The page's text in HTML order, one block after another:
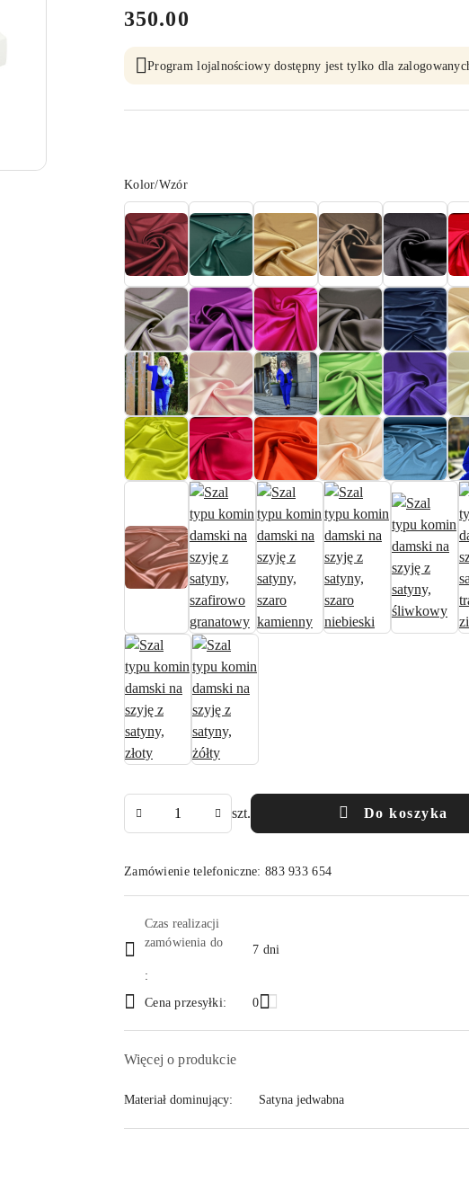
cena:
350.00
Program lojalnościowy dostępny jest tylko dla
Wariant
Kolor/Wzór
szt. Do koszyka
Zamówienie telefoniczne: 883 933 654
i
dostawa
Czas realizacji
zamówienia do
:
7 dni
Cena przesyłki: 0
Więcej o produkcie
Materiał dominujący: Satyna jedwabna